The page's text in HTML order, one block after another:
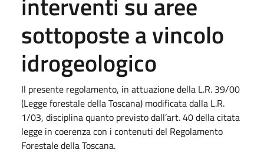
sottoposte a vincolo
idrogeologico
Il presente regolamento, in attuazione della L.R. 39/00
(Legge forestale della Toscana) modificata dalla L.R.
1/03, disciplina quanto previsto dall’art. 40 della citata
legge in coerenza con i contenuti del Regolamento
Forestale della Toscana.